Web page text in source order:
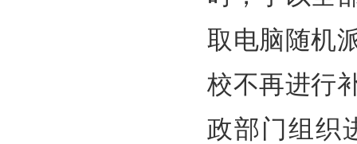
取电脑随机
校不再进行
政部门组织